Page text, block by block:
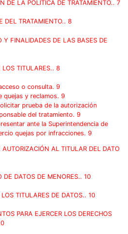
DE LA POLÍTICA DE TRATAMIENTO.. 7
DEL TRATAMIENTO.. 8
Y FINALIDADES DE LAS BASES DE
LOS TITULARES.. 8
o consulta. 9
quejas y reclamos. 9
prueba de la autorización
del tratamiento. 9
ante la Superintendencia de
quejas por infracciones. 9
AUTORIZACIÓN AL TITULAR DEL DATO
DE DATOS DE MENORES.. 10
TITULARES DE DATOS.. 10
PARA EJERCER LOS DERECHOS